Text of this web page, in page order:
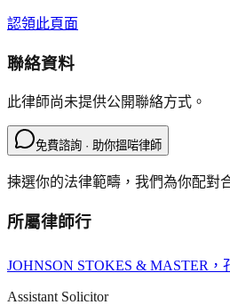
認領此頁面
聯絡資料
此律師尚未提供公開聯絡方式。
免費諮詢 · 助你搵啱律師
揀選你的法律範疇，我們為你配對
所屬律師行
JOHNSON STOKES & MASTER ，
Assistant Solicitor